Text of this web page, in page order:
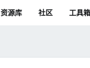
资源库 社区 工具箱